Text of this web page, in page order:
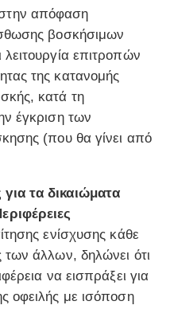
απόφαση
βοσκήσιμων
επιτροπών
της κατανομής
κατά τη
έγκριση των
(που θα γίνει από
τα δικαιώματα
ενίσχυσης κάθε
των άλλων, δηλώνει ότι
να εισπράξει για
οφειλής με ισόποση